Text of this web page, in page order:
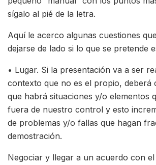
sígalo al pié de la letra.
Aquí le acerco algunas cuestiones
dejarse de lado si lo que se pretende
• Lugar. Si la presentación va a ser
contexto que no es el propio, deberá
que habrá situaciones y/o elementos
fuera de nuestro control y esto
de problemas y/o fallas que hagan
demostración.
Negociar y llegar a un acuerdo con